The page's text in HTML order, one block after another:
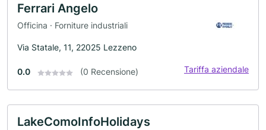
Ferrari Angelo
Officina · Forniture industriali
Via Statale, 11, 22025 Lezzeno
0.0 (0 Recensione) Tariffa aziendale
LakeComoInfoHolidays